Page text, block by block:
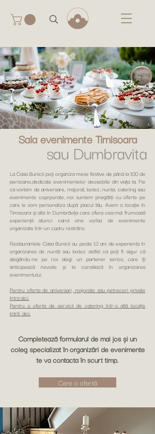
Sala evenimente Timisoara
sau Dumbravita
La Casa Bunicii poți organiza mese festive de până la 100 de
persoane,dedicate evenimentelor deosebite din viața ta. Fie
ca vorbim de aniversare, majorat, botez, nunta, catering sau
evenimente coprporate, noi suntem pregătiți cu oferte pe
care le vom personaliza după placul tău. Avem o locație în
Timisoara și alta în Dumbrăvița care ofera cea mai frumoasă
experiență atunci cand vine vorba de evenimente
organizate într-un cadru restrâns.
Restaurantele Casa Bunicii au peste 13 ani de experienta în
organizarea de nuntă sau botez astfel ca poți fi sigur că
alegându-ne pe noi alegi un partener serios, care îți
anticipează nevoile și te consiliază în organizarea
evenimentului.
Pentru oferta de aniversari, majorate sau petreceri private
intra aici.
Pentru o oferta de servicii de catering într-o altă locație
intră aici.
Completează formularul de mai jos și un
coleg specializat în organizări de evenimente
te va contacta în scurt timp.
Cere o ofertă